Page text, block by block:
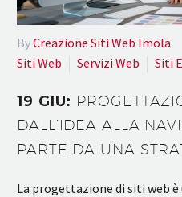
ByCreazione Siti Web Imola
Siti Web
Servizi Web Siti
19 GIU:
DALL’IDEA ALLA
PARTE DA UNA
La progettazione di siti web è